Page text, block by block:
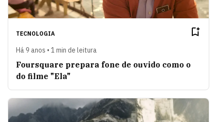
TECNOLOGIA
Há 9 anos • 1 min de leitura
Foursquare prepara fone de ouvido como o
do filme "Ela"